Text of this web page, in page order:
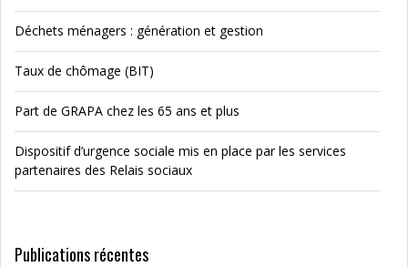
Déchets ménagers : génération et gestion
Taux de chômage (BIT)
Part de GRAPA chez les 65 ans et plus
Dispositif d’urgence sociale mis en place par les services
partenaires des Relais sociaux
Publications récentes